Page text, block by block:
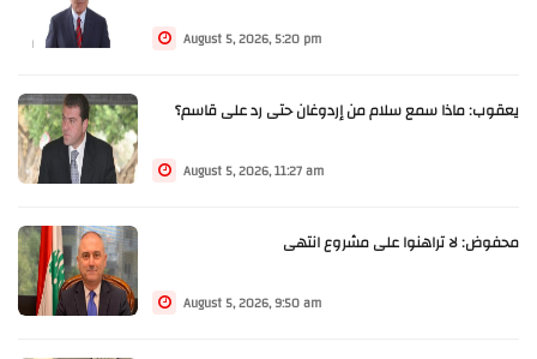
August 5, 2026, 5:20 pm
يعقوب: ماذا سمع سلام من إردوغان حتى رد على قاسم؟
August 5, 2026, 11:27 am
محفوض: لا تراهنوا على مشروع انتهى
August 5, 2026, 9:50 am